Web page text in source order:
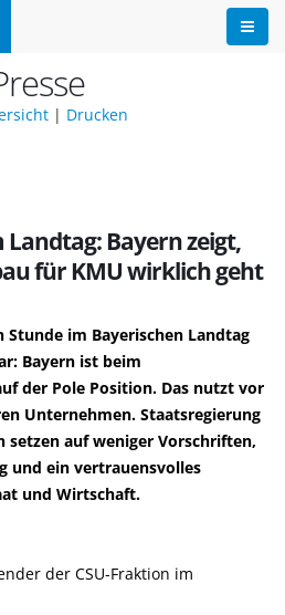
| Drucken
Bayern zeigt,
für KMU wirklich geht
im Bayerischen Landtag
Bayern ist beim
der Pole Position. Das nutzt vor
Unternehmen. Staatsregierung
setzen auf weniger Vorschriften,
und ein vertrauensvolles
und Wirtschaft.
der CSU-Fraktion im